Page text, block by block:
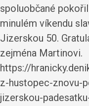
spoluobčané
minulém víkendu
Jizerskou 50.
zejména Martinovi.
https://
z-hustopec-znovu-
jizerskou-